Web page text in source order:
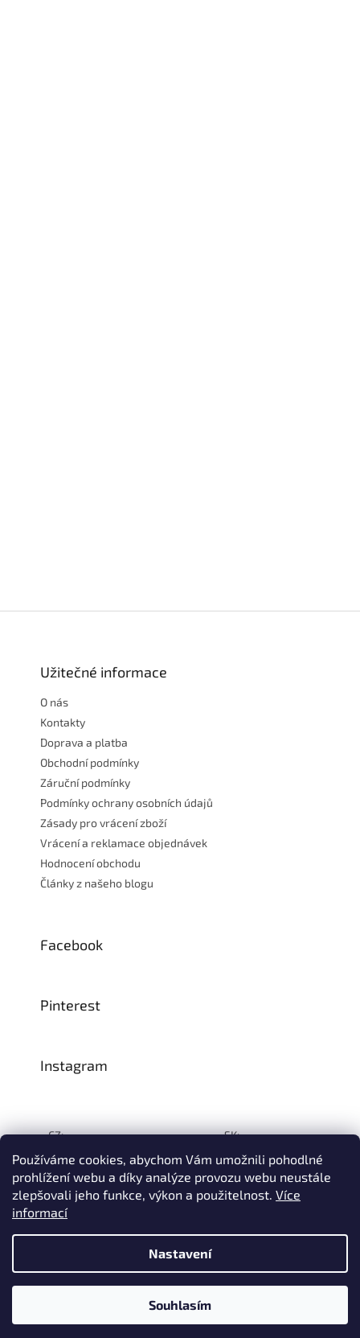
Používáme cookies, abychom Vám umožnili pohodlné
prohlížení webu a díky analýze provozu webu neustále
zlepšovali jeho funkce, výkon a použitelnost. Více
informací
Nastavení
Souhlasím
Na přelomu července a srpna může dojít k určitému zpoždění
dodávek zboží do našeho skladu, a tím i k prodloužení termínu
doručení Vaší objednávky, a to z důvodu celozávodních
dovolených našich slovinských dodavatelů. Děkujeme za
Užitečné informace
O nás
Kontakty
Doprava a platba
Obchodní podmínky
Záruční podmínky
Podmínky ochrany osobních údajů
Zásady pro vrácení zboží
Vrácení a reklamace objednávek
Hodnocení obchodu
Články z našeho blogu
Facebook
Pinterest
Instagram
CZ: SK:
Vytvořil Shoptet
© 1993–2026INTEA SERVICE s.r.o.Všechna práva vyhrazena.